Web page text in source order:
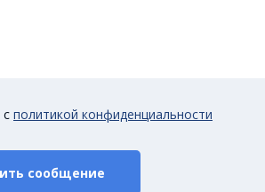
политикой конфиденциальности
сообщение